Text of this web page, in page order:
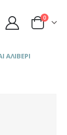
0
ΑΛΙΒΕΡΙ